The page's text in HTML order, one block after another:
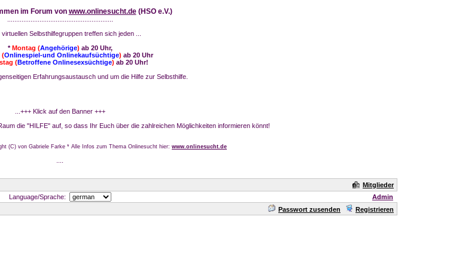
im Forum von www.onlinesucht.de(HSO e.V.)
Selbsthilfegruppen treffen sich jeden ...
*Montag (Angehörige) ab 20 Uhr,
(Onlinespiel-und Onlinekaufsüchtige) ab 20 Uhr
(Betroffene Onlinesexsüchtige) ab 20 Uhr!
Erfahrungsaustausch und um die Hilfe zur Selbsthilfe.
...+++ Klick auf den Banner +++
die "HILFE" auf, so dass Ihr Euch über die zahlreichen Möglichkeiten informieren könnt!
(C) von Gabriele Farke * Alle Infos zum Thema Onlinesucht hier: www.onlinesucht.de
Mitglieder
Language/Sprache:
Admin
Passwort zusenden Registrieren